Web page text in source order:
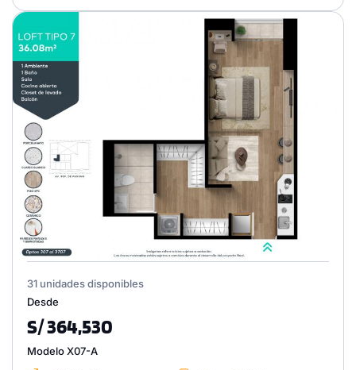
31 unidades disponibles
Desde
S/ 364,530
Modelo X07-A